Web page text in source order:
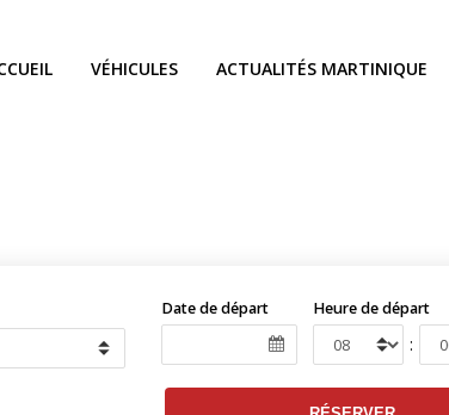
VÉHICULES ACTUALITÉS MARTINIQUE
Date de départ Heure de départ
: